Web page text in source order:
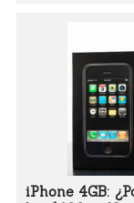
iPhone 4GB: